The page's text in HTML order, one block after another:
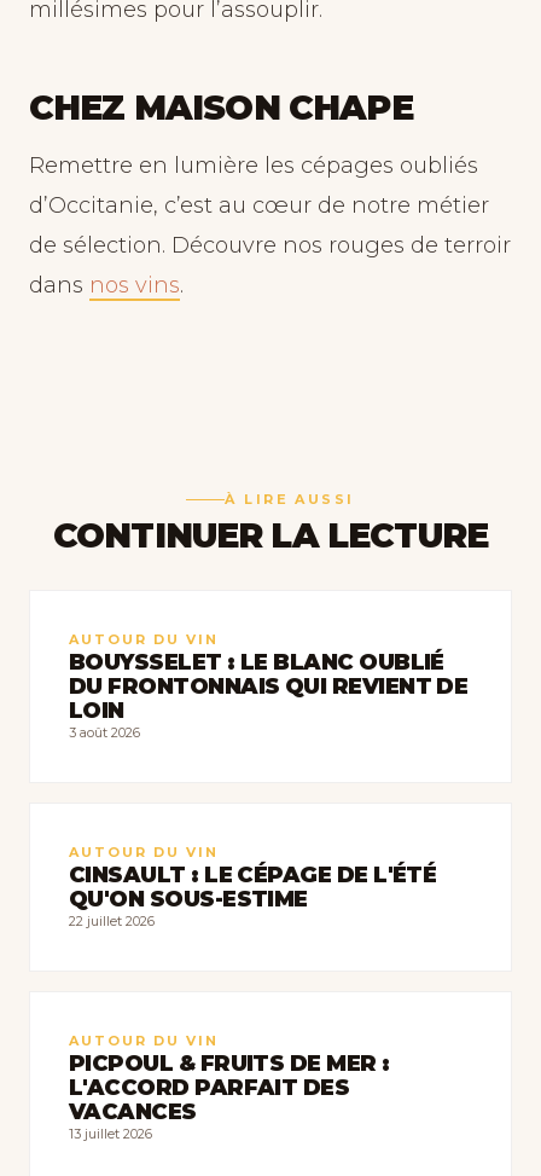
millésimes pour l’assouplir.
CHEZ MAISON CHAPE
Remettre en lumière les cépages oubliés
d’Occitanie, c’est au cœur de notre métier
de sélection. Découvre nos rouges de terroir
dans nos vins.
À LIRE AUSSI
CONTINUER LA LECTURE
AUTOUR DU VIN
BOUYSSELET : LE BLANC OUBLIÉ
DU FRONTONNAIS QUI REVIENT DE
LOIN
3 août 2026
AUTOUR DU VIN
CINSAULT : LE CÉPAGE DE L'ÉTÉ
QU'ON SOUS-ESTIME
22 juillet 2026
AUTOUR DU VIN
PICPOUL & FRUITS DE MER :
L'ACCORD PARFAIT DES
VACANCES
13 juillet 2026